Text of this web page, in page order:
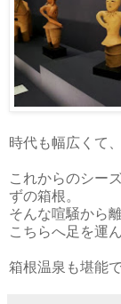
時代も幅広くて
これからのシー
ずの箱根。
そんな喧騒から
こちらへ足を運
箱根温泉も堪能